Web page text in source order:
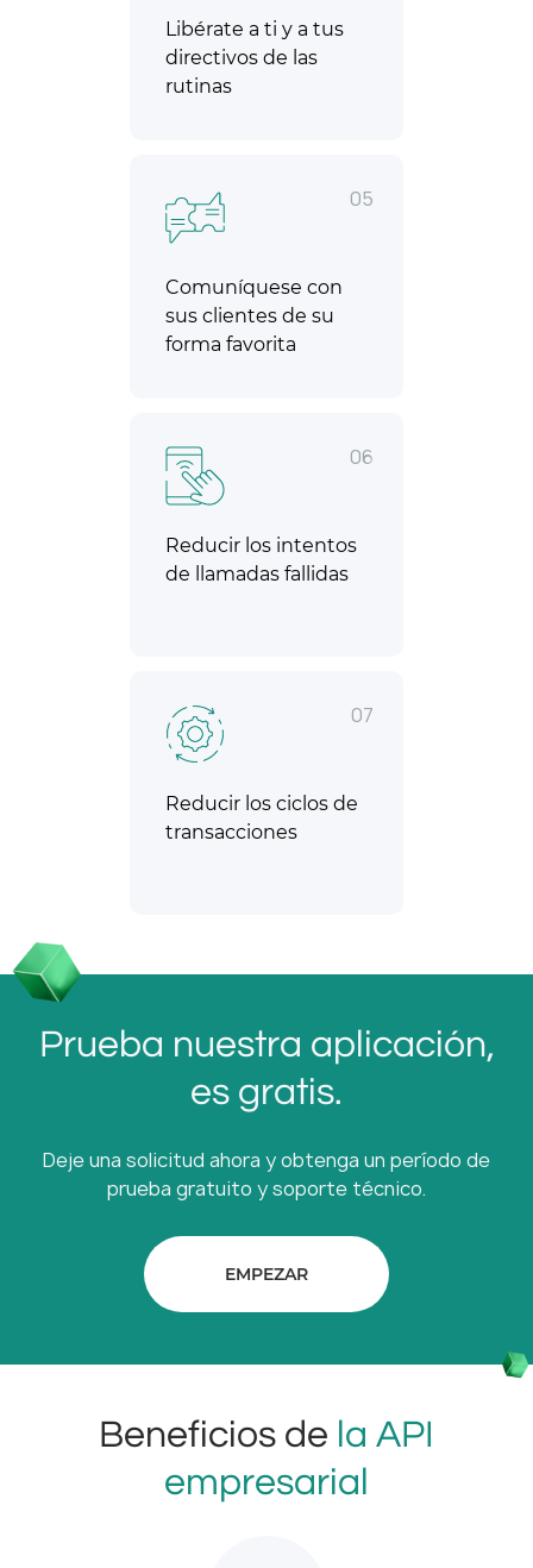
Libérate a ti y a tus
directivos de las
rutinas
05
Comuníquese con
sus clientes de su
forma favorita
06
Reducir los intentos
de llamadas fallidas
07
Reducir los ciclos de
transacciones
Prueba nuestra aplicación,
es gratis.
Deje una solicitud ahora y obtenga un período de
prueba gratuito y soporte técnico.
EMPEZAR
Beneficios de la API
empresarial